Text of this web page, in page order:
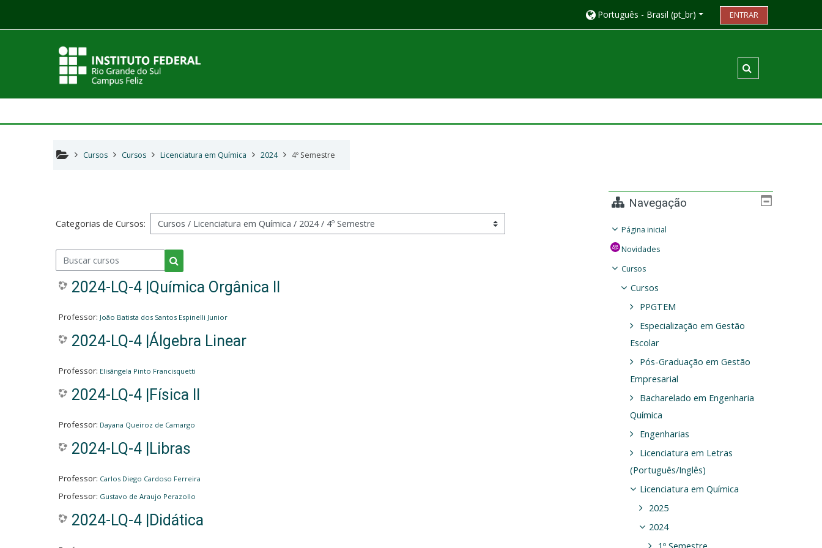
Português - Brasil ‎(pt_br)‎ ENTRAR
Cursos Cursos Licenciatura em Química 2024 4º Semestre
Categorias de Cursos:
Buscar cursos
Buscar cursos
2024-LQ-4 |Química Orgânica II
Professor: João Batista dos Santos Espinelli Junior
2024-LQ-4 |Álgebra Linear
Professor: Elisângela Pinto Francisquetti
2024-LQ-4 |Física II
Professor: Dayana Queiroz de Camargo
2024-LQ-4 |Libras
Professor: Carlos Diego Cardoso Ferreira
Professor: Gustavo de Araujo Perazollo
2024-LQ-4 |Didática
Navegação
Página inicial
Novidades
Cursos
Cursos
PPGTEM
Especialização em Gestão
Escolar
Pós-Graduação em Gestão
Empresarial
Bacharelado em Engenharia
Química
Engenharias
Licenciatura em Letras
(Português/Inglês)
Licenciatura em Química
2025
2024